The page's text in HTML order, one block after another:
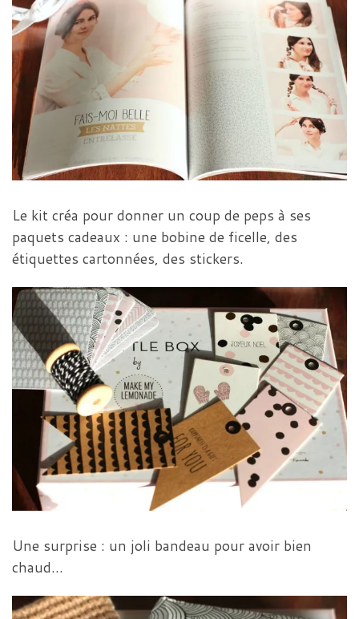
Le kit créa pour donner un coup de peps à ses
paquets cadeaux : une bobine de ficelle, des
étiquettes cartonnées, des stickers.
Une surprise : un joli bandeau pour avoir bien
chaud…